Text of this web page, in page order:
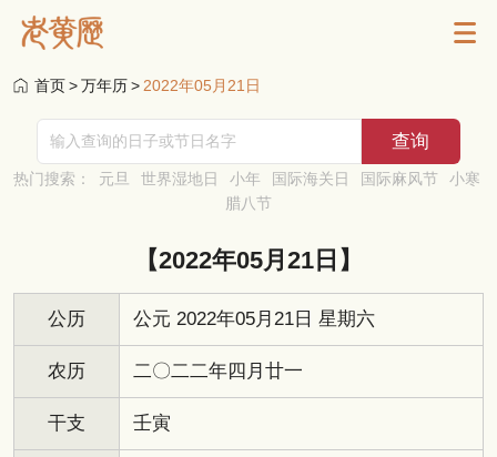
首页>万年历> 2022年05月21日
热门搜索： 元旦 世界湿地日 小年 国际海关日 国际麻风节
小寒
腊八节
【2022年05月21日】
公历 公元 2022年05月21日 星期六
农历 二〇二二年四月廿一
干支 壬寅